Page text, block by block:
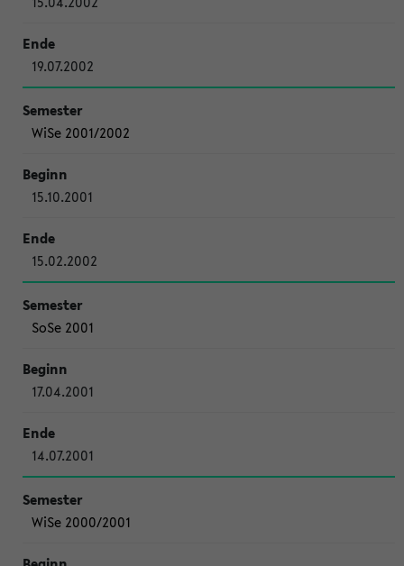
19.07.2002
WiSe 2001/2002
15.10.2001
15.02.2002
SoSe 2001
17.04.2001
14.07.2001
WiSe 2000/2001